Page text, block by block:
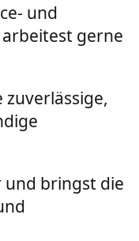
und
gerne
und bringst die